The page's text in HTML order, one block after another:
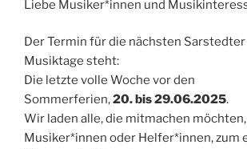
Liebe Musiker*innen und
Der Termin für die nächsten Sarstedter
Musiktage steht:
Die letzte volle Woche vor den
Sommerferien,20. bis 29.06.2025.
Wir laden alle, die mitmachen möchten,
Musiker*innen oder Helfer*innen, zum